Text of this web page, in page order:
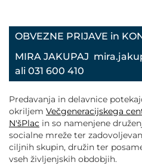
OBVEZNE PRIJAVE in
MIRA JAKUPAJ
ali 031 600 410
Predavanja in delavnice
okriljem Večgeneracijskega
N'šPlac in so namenjene
socialne mreže ter
ciljnih skupin, družin ter
vseh življenjskih obdobjih.